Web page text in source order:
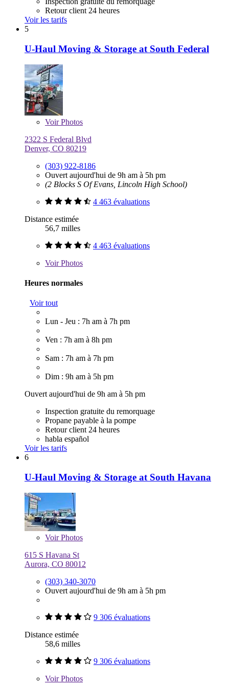
Retour client 24 heures
Voir les tarifs
5
U-Haul Moving & Storage at South Federal
VoirPhotos
2322 S Federal Blvd
Denver, CO 80219
(303) 922-8186
Ouvert aujourd'hui de 9h am à 5h pm
(2 Blocks S Of Evans, Lincoln High School)
4 463 évaluations
Distance estimée
56,7 milles
4 463 évaluations
VoirPhotos
Heures normales
Voir tout
Lun - Jeu : 7h am à 7h pm
Ven : 7h am à 8h pm
Sam : 7h am à 7h pm
Dim : 9h am à 5h pm
Ouvert aujourd'hui de 9h am à 5h pm
Inspection gratuite du remorquage
Propane payable à la pompe
Retour client 24 heures
habla español
Voir les tarifs
6
U-Haul Moving & Storage at South Havana
VoirPhotos
615 S Havana St
Aurora, CO 80012
(303) 340-3070
Ouvert aujourd'hui de 9h am à 5h pm
9 306 évaluations
Distance estimée
58,6 milles
9 306 évaluations
VoirPhotos